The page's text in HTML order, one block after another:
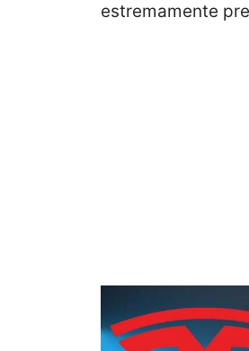
estremamente